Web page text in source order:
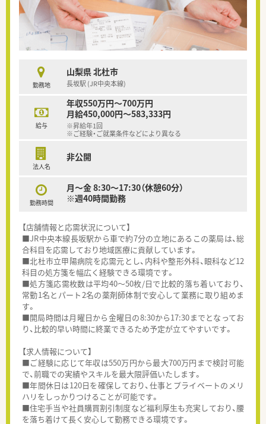
勤務地
山梨県 北杜市
長坂駅 (JR中央本線)
給与
年収550万円～700万円
月給450,000円～583,333円
※昇給年1回
※ご経験・ご就業条件などにより異なる
法人名
非公開
勤務時間
月～金 8:30～17:30（休憩60分）
※週40時間勤務
【店舗情報と応需状況について】
■JR中央本線長坂駅から車で約7分の立地にあるこの薬局は、総
合科目を応需しており地域医療に貢献しています。
■北杜市立甲陽病院を応需元とし、内科や整形外科、眼科など12
科目の処方箋を幅広く経験できる環境です。
■処方箋応需枚数は平均40～50枚/日で比較的落ち着いており、
常勤1名とパート2名の薬剤師体制で安心して業務に取り組めま
す。
■開局時間は月曜日から金曜日の8:30から17:30までとなってお
り、比較的早い時間に終業できるため予定が立てやすいです。
【求人情報について】
■ご経験に応じて年収は550万円から最大700万円まで検討可能
で、前職での実績やスキルを最大限評価いたします。
■年間休日は120日を確保しており、仕事とプライベートのメリ
ハリをしっかりつけることが可能です。
■住宅手当や社員購買割引制度など福利厚生も充実しており、腰
を落ち着けて長く安心して勤務できる環境です。